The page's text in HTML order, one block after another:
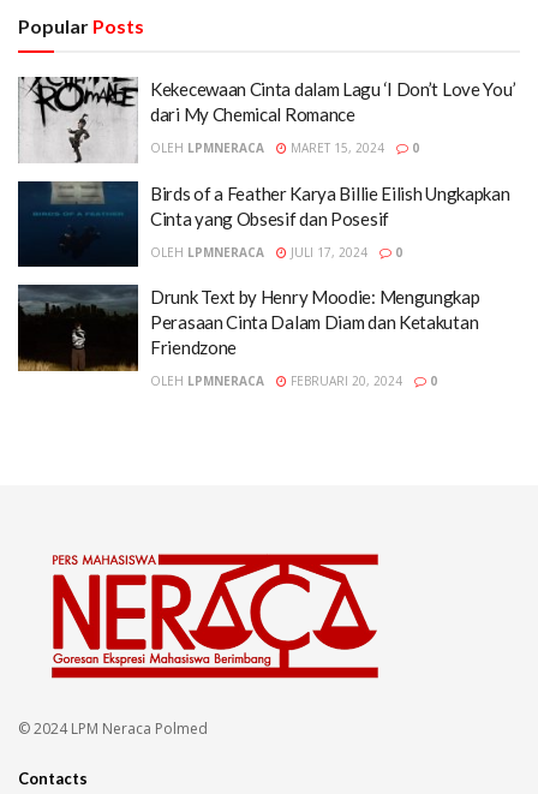
Popular Posts
Kekecewaan Cinta dalam Lagu ‘I Don’t Love You’
dari My Chemical Romance
OLEH LPMNERACA MARET 15, 2024 0
Birds of a Feather Karya Billie Eilish Ungkapkan
Cinta yang Obsesif dan Posesif
OLEH LPMNERACA JULI 17, 2024 0
Drunk Text by Henry Moodie: Mengungkap
Perasaan Cinta Dalam Diam dan Ketakutan
Friendzone
OLEH LPMNERACA FEBRUARI 20, 2024 0
© 2024 LPM Neraca Polmed
Contacts